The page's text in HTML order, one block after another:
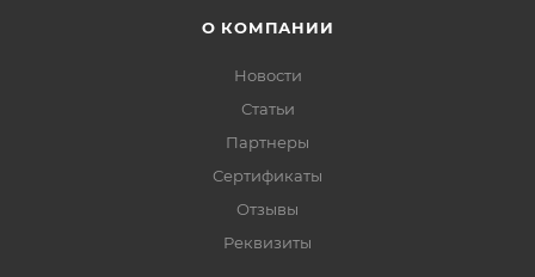
О КОМПАНИИ
Новости
Статьи
Партнеры
Сертификаты
Отзывы
Реквизиты